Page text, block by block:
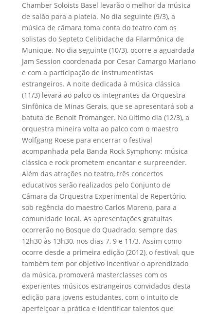
Chamber Soloists Basel levarão o melhor da música
de salão para a plateia. No dia seguinte (9/3), a
música de câmara toma conta do teatro com os
solistas do Septeto Celibidache da Filarmônica de
Munique. No dia seguinte (10/3), ocorre a aguardada
Jam Session coordenada por Cesar Camargo Mariano
e com a participação de instrumentistas
estrangeiros. A noite dedicada à música clássica
(11/3) levará ao palco os integrantes da Orquestra
Sinfônica de Minas Gerais, que se apresentará sob a
batuta de Benoit Fromanger. No último dia (12/3), a
orquestra mineira volta ao palco com o maestro
Wolfgang Roese para encerrar o festival
acompanhada pela Banda Rock Symphony: música
clássica e rock prometem encantar e surpreender.
Além das atrações no teatro, três concertos
educativos serão realizados pelo Conjunto de
Câmara da Orquestra Experimental de Repertório,
sob regência do maestro Carlos Moreno, para a
comunidade local. As apresentações gratuitas
ocorrerão no Bosque do Quadrado, sempre das
12h30 às 13h30, nos dias 7, 9 e 11/3. Assim como
ocorre desde a primeira edição (2012), o festival, que
também tem por objetivo incentivar o aprendizado
da música, promoverá masterclasses com os
experientes músicos estrangeiros convidados desta
edição para jovens estudantes, com o intuito de
aperfeiçoar a prática e identificar talentos que